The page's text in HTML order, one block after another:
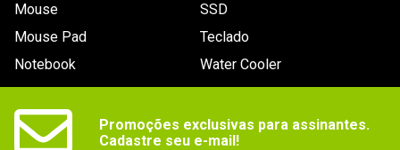
Mouse
Mouse Pad
Notebook
SSD
Teclado
Water Cooler
Promoções exclusivas para assinantes.
Cadastre seu e-mail!